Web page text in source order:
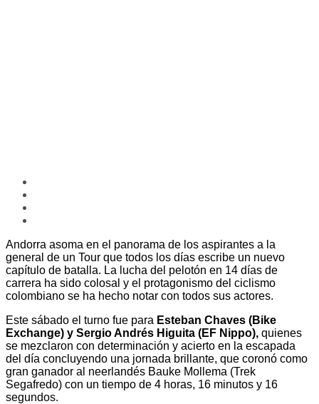
Andorra asoma en el panorama de los aspirantes a la
general de un Tour que todos los días escribe un nuevo
capítulo de batalla. La lucha del pelotón en 14 días de
carrera ha sido colosal y el protagonismo del ciclismo
colombiano se ha hecho notar con todos sus actores.
Este sábado el turno fue para Esteban Chaves (Bike
Exchange) y Sergio Andrés Higuita (EF Nippo), quienes
se mezclaron con determinación y acierto en la escapada
del día concluyendo una jornada brillante, que coronó como
gran ganador al neerlandés Bauke Mollema (Trek
Segafredo) con un tiempo de 4 horas, 16 minutos y 16
segundos.